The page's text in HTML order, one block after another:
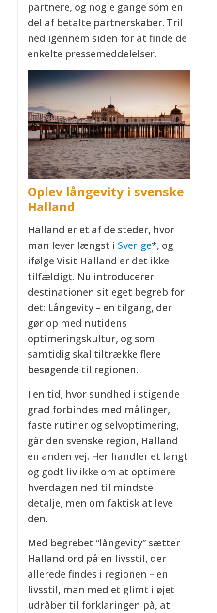
partnere, og nogle gange som en
del af betalte partnerskaber. Tril
ned igennem siden for at finde de
enkelte pressemeddelelser.
Oplev långevityi svenske
Halland
Halland er et af de steder, hvor
man lever længst i Sverige*, og
ifølge Visit Halland er det ikke
tilfældigt. Nu introducerer
destinationen sit eget begreb for
det: Långevity – en tilgang, der
gør op med nutidens
optimeringskultur, og som
samtidig skal tiltrække flere
besøgende til regionen.
I en tid, hvor sundhed i stigende
grad forbindes med målinger,
faste rutiner og selvoptimering,
går den svenske region, Halland
en anden vej. Her handler et langt
og godt liv ikke om at optimere
hverdagen ned til mindste
detalje, men om faktisk at leve
den.
Med begrebet “långevity” sætter
Halland ord på en livsstil, der
allerede findes i regionen – en
livsstil, man med et glimt i øjet
udråber til forklaringen på, at